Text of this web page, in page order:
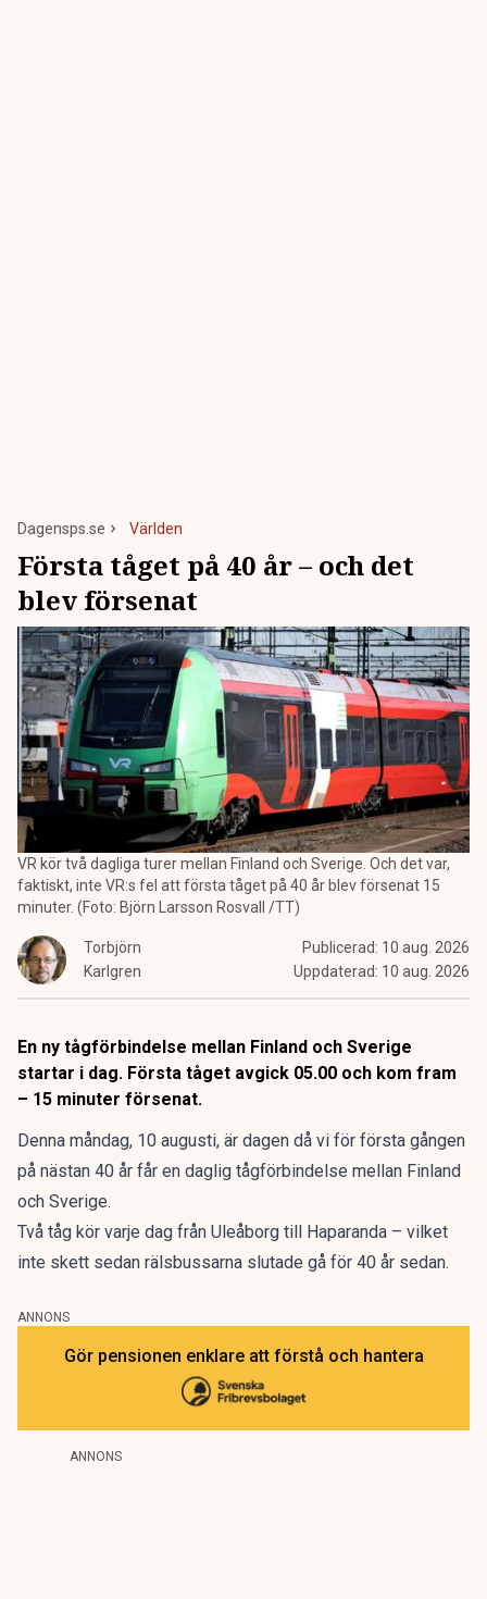
Dagensps.se Världen
Första tåget på 40 år – och det
blev försenat
VR kör två dagliga turer mellan Finland och Sverige. Och det var,
faktiskt, inte VR:s fel att första tåget på 40 år blev försenat 15
minuter. (Foto: Björn Larsson Rosvall /TT)
Torbjörn
Karlgren
Publicerad: 10 aug. 2026
Uppdaterad: 10 aug. 2026
En ny tågförbindelse mellan Finland och Sverige
startar i dag. Första tåget avgick 05.00 och kom fram
– 15 minuter försenat.
Denna måndag, 10 augusti, är dagen då vi för första gången
på nästan 40 år får en daglig tågförbindelse mellan Finland
och Sverige.
Två tåg kör varje dag från Uleåborg till Haparanda – vilket
inte skett sedan rälsbussarna slutade gå för 40 år sedan.
ANNONS
Gör pensionen enklare att förstå och hantera
ANNONS